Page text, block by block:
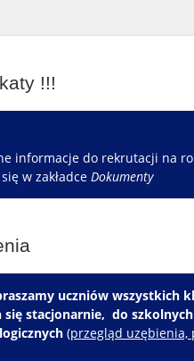
!!!
informacje do rekrutacji na
w zakładce Dokumenty
uczniów wszystkich
się stacjonarnie, do
(przegląd uzębienia,